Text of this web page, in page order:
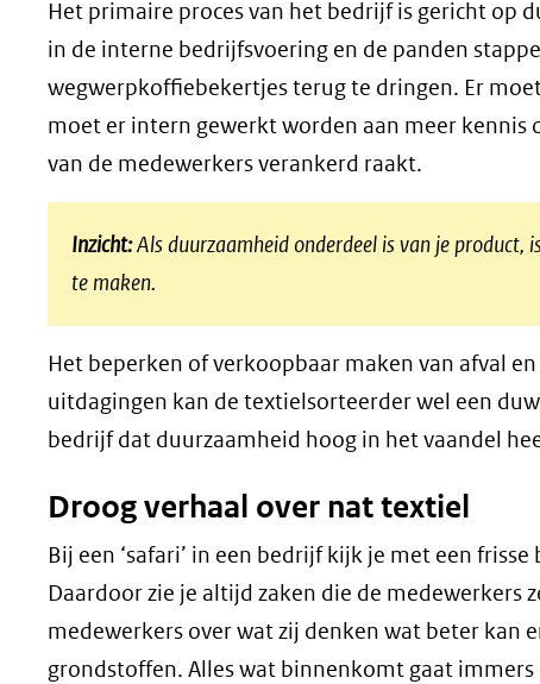
Het primaire proces van het bedrijf is gericht op
in de interne bedrijfsvoering en de panden
wegwerpkoffiebekertjes terug te dringen. Er
moet er intern gewerkt worden aan meer kennis
van de medewerkers verankerd raakt.
Inzicht:Als duurzaamheid onderdeel is van je product,
te maken.
Het beperken of verkoopbaar maken van afval
uitdagingen kan de textielsorteerder wel een
bedrijf dat duurzaamheid hoog in het vaandel
Droog verhaal over nat textiel
Bij een ‘safari’ in een bedrijf kijk je met een
Daardoor zie je altijd zaken die de medewerkers
medewerkers over wat zij denken wat beter kan
grondstoffen. Alles wat binnenkomt gaat